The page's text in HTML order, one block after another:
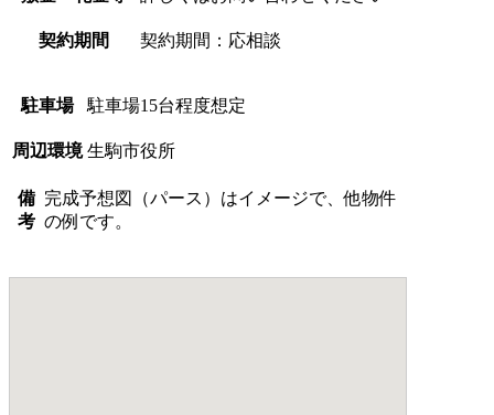
契約期間 契約期間：応相談
駐車場 駐車場15台程度想定
周辺環境 生駒市役所
備
考
完成予想図（パース）はイメージで、他物件
の例です。